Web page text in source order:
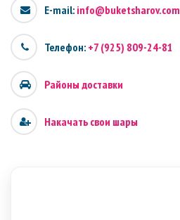
E-mail: info@buketsharov.com
Телефон: +7 (925) 809-24-81
Районы доставки
Накачать свои шары